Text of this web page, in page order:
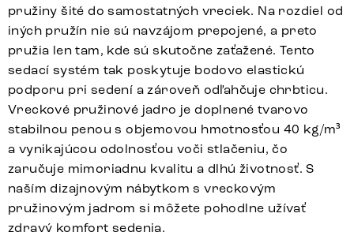
pružiny šité do samostatných vreciek. Na rozdiel od
iných pružín nie sú navzájom prepojené, a preto
pružia len tam, kde sú skutočne zaťažené. Tento
sedací systém tak poskytuje bodovo elastickú
podporu pri sedení a zároveň odľahčuje chrbticu.
Vreckové pružinové jadro je doplnené tvarovo
stabilnou penou s objemovou hmotnosťou 40 kg/m³
a vynikajúcou odolnosťou voči stlačeniu, čo
zaručuje mimoriadnu kvalitu a dlhú životnosť. S
naším dizajnovým nábytkom s vreckovým
pružinovým jadrom si môžete pohodlne užívať
zdravý komfort sedenia.